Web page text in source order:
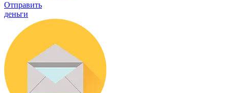
Отправить
деньги